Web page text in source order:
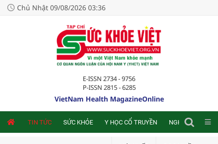
Chủ Nhật 09/08/2026 03:36
E-ISSN 2734 - 9756
P-ISSN 2815 - 6285
VietNam Health MagazineOnline
TIN TỨC SỨC KHỎE Y HỌC CỔ TRUYỀN NGHIÊN CỨU